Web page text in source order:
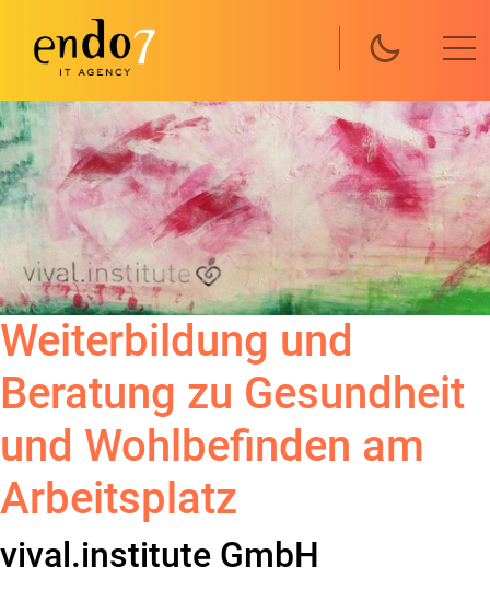
Weiterbildung und
Beratung zu Gesundheit
und Wohlbefinden am
Arbeitsplatz
vival.institute GmbH